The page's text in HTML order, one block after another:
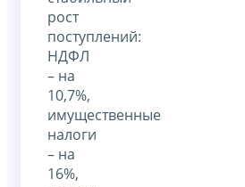
рост
поступлений:
НДФЛ
– на
10,7%,
имущественные
налоги
– на
16%,